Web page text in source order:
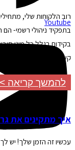
Youtube
רוב הלקוחות שלי,
בתפקיד ניהולי רשמי- הם
בקידום בגלל כל מיני
קשורות ביכולת להשפיע.
להמשך קריאה >
איך מתקינים את
עכשיו זה הזמן שלך! יש